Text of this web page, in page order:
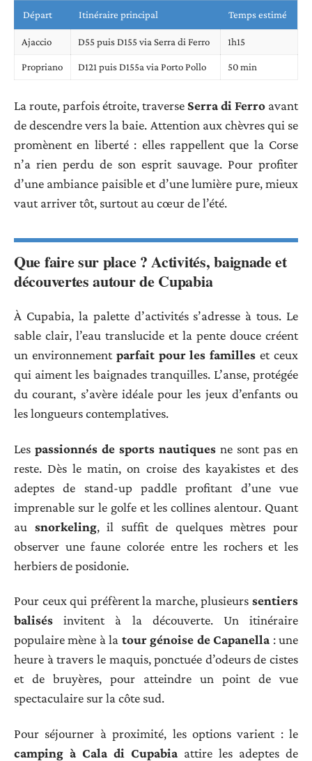
Départ Itinéraire principal Temps estimé
Ajaccio D55 puis D155 via Serra di Ferro 1h15
Propriano D121 puis D155a via Porto Pollo 50 min
La route, parfois étroite, traverse Serra di Ferro avant
de descendre vers la baie. Attention aux chèvres qui se
promènent en liberté : elles rappellent que la Corse
n’a rien perdu de son esprit sauvage. Pour profiter
d’une ambiance paisible et d’une lumière pure, mieux
vaut arriver tôt, surtout au cœur de l’été.
Que faire sur place ? Activités, baignade et
découvertes autour de Cupabia
À Cupabia, la palette d’activités s’adresse à tous. Le
sable clair, l’eau translucide et la pente douce créent
un environnement parfait pour les familles et ceux
qui aiment les baignades tranquilles. L’anse, protégée
du courant, s’avère idéale pour les jeux d’enfants ou
les longueurs contemplatives.
Les passionnés de sports nautiques ne sont pas en
reste. Dès le matin, on croise des kayakistes et des
adeptes de stand-up paddle profitant d’une vue
imprenable sur le golfe et les collines alentour. Quant
au snorkeling, il suffit de quelques mètres pour
observer une faune colorée entre les rochers et les
herbiers de posidonie.
Pour ceux qui préfèrent la marche, plusieurs sentiers
balisés invitent à la découverte. Un itinéraire
populaire mène à la tour génoise de Capanella : une
heure à travers le maquis, ponctuée d’odeurs de cistes
et de bruyères, pour atteindre un point de vue
spectaculaire sur la côte sud.
Pour séjourner à proximité, les options varient : le
camping à Cala di Cupabia attire les adeptes de